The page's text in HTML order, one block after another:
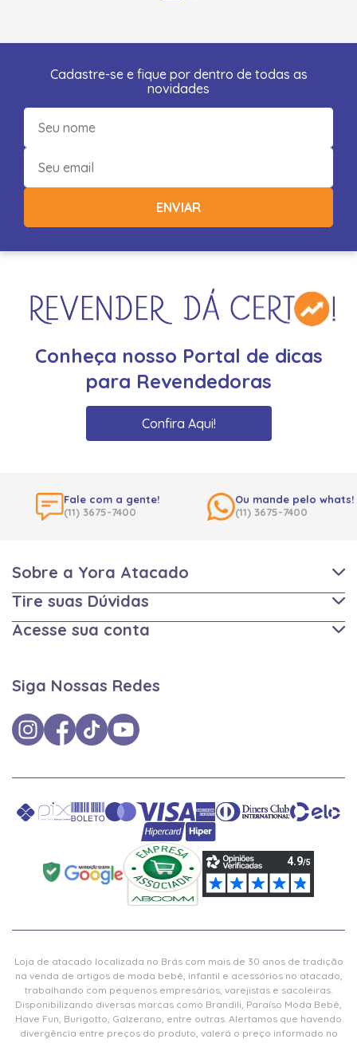
Cadastre-se e fique por dentro de todas as
novidades
ENVIAR
Conheça nosso Portal de dicas
para Revendedoras
Confira Aqui!
Fale com a gente!
(11) 3675-7400
Ou mande pelo whats!
(11) 3675-7400
Sobre a Yora Atacado
Tire suas Dúvidas
Acesse sua conta
Siga Nossas Redes
Loja de atacado localizada no Brás com mais de 30 anos de tradição
na venda de artigos de moda bebê, infantil e acessórios no atacado,
trabalhando com pequenos empresários, varejistas e sacoleiras.
Disponibilizando diversas marcas como Brandili, Paraíso Moda Bebê,
Have Fun, Burigotto, Galzerano, entre outras. Alertamos que havendo
divergência entre preços do produto, valerá o preço informado no